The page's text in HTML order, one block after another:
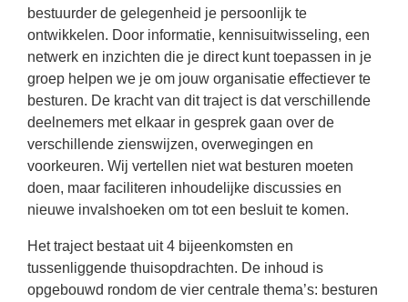
bestuurder de gelegenheid je persoonlijk te
ontwikkelen. Door informatie, kennisuitwisseling, een
netwerk en inzichten die je direct kunt toepassen in je
groep helpen we je om jouw organisatie effectiever te
besturen. De kracht van dit traject is dat verschillende
deelnemers met elkaar in gesprek gaan over de
verschillende zienswijzen, overwegingen en
voorkeuren. Wij vertellen niet wat besturen moeten
doen, maar faciliteren inhoudelijke discussies en
nieuwe invalshoeken om tot een besluit te komen.
Het traject bestaat uit 4 bijeenkomsten en
tussenliggende thuisopdrachten. De inhoud is
opgebouwd rondom de vier centrale thema’s: besturen